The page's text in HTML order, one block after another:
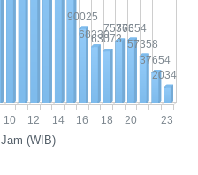
90025
68330
63073
75376
76354
57358
37654
20340
Jam (WIB)
10 12 14 16 18 20 23